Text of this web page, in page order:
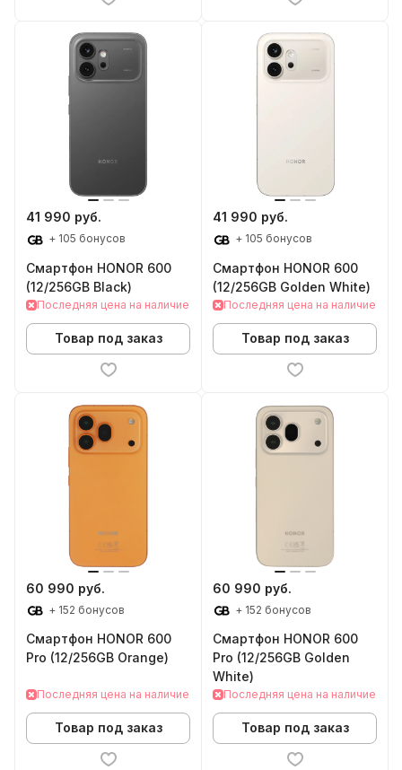
41 990 руб.
+ 105 бонусов
Смартфон HONOR 600
(12/256GB Black)
Последняя цена на наличие
Товар под заказ
41 990 руб.
+ 105 бонусов
Смартфон HONOR 600
(12/256GB Golden White)
Последняя цена на наличие
Товар под заказ
60 990 руб.
+ 152 бонусов
Смартфон HONOR 600
Pro (12/256GB Orange)
Последняя цена на наличие
Товар под заказ
60 990 руб.
+ 152 бонусов
Смартфон HONOR 600
Pro (12/256GB Golden
White)
Последняя цена на наличие
Товар под заказ